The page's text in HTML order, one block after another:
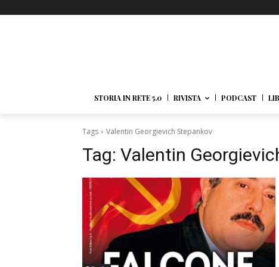
STORIA IN RETE 5.0 RIVISTA PODCAST
Tags Valentin Georgievich Stepankov
Tag: Valentin